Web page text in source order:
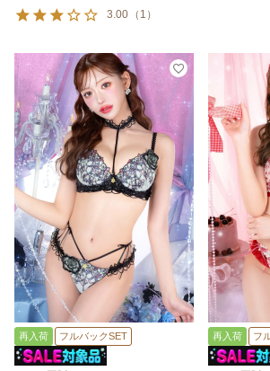
3.00 （ 1 ）
再入荷 フルバックSET 再入荷 フ